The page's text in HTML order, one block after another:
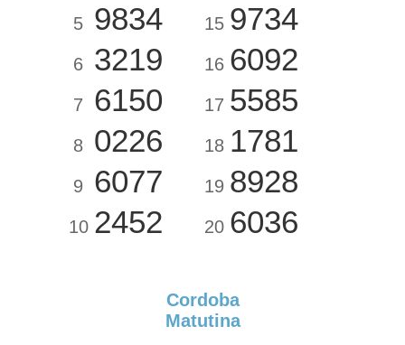
5 9834
6 3219
7 6150
8 0226
9 6077
10 2452
15 9734
16 6092
17 5585
18 1781
19 8928
20 6036
Cordoba
Matutina